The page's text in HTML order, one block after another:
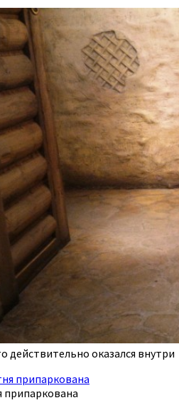
действительно оказался внутри
припаркована